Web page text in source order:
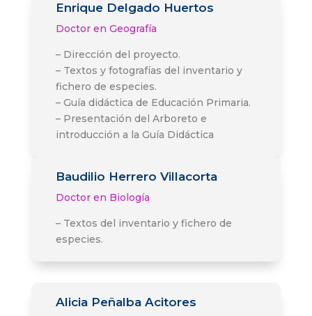
Enrique Delgado Huertos
Doctor en Geografía
– Dirección del proyecto.
– Textos y fotografías del inventario y
fichero de especies.
– Guía didáctica de Educación Primaria.
– Presentación del Arboreto e
introducción a la Guía Didáctica
Baudilio Herrero Villacorta
Doctor en Biología
– Textos del inventario y fichero de
especies.
Alicia Peñalba Acitores